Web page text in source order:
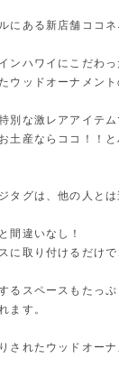
にある新店舗ココ
ンハワイにこだわっ
ウッドオーナメント
別な激レアアイテム
土産ならココ！！
タグは、他の人と
間違いなし！
に取り付けるだけ
るスペースもたっ
ます。
されたウッドオー